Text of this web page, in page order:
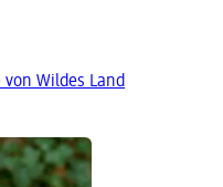
Wildes Land